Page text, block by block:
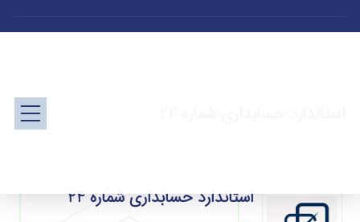
استاندارد حسابداری شماره 24